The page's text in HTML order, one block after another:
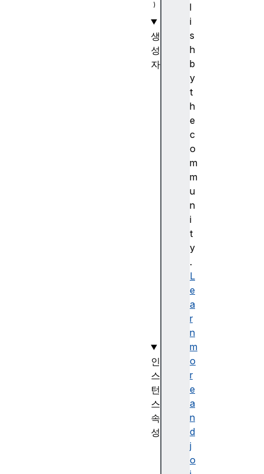
l
i
s
h
b
y
t
h
e
c
o
m
m
u
n
i
t
y
.
L
e
a
r
n
m
o
r
e
a
n
d
j
o
생
성
자
인
스
턴
스
속
성